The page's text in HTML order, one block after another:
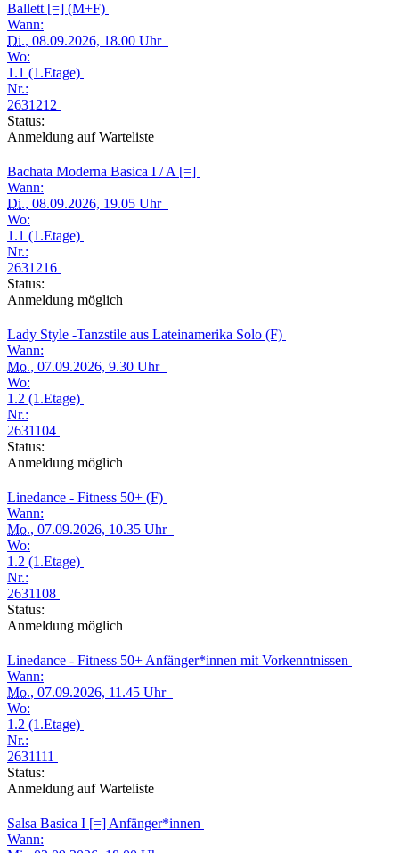
Ballett [=] (M+F)
Wann:
Di., 08.09.2026, 18.00 Uhr
Wo:
1.1 (1.Etage)
Nr.:
2631212
Status:
Anmeldung auf Warteliste
Bachata Moderna Basica I / A [=]
Wann:
Di., 08.09.2026, 19.05 Uhr
Wo:
1.1 (1.Etage)
Nr.:
2631216
Status:
Anmeldung möglich
Lady Style -Tanzstile aus Lateinamerika Solo (F)
Wann:
Mo., 07.09.2026, 9.30 Uhr
Wo:
1.2 (1.Etage)
Nr.:
2631104
Status:
Anmeldung möglich
Linedance - Fitness 50+ (F)
Wann:
Mo., 07.09.2026, 10.35 Uhr
Wo:
1.2 (1.Etage)
Nr.:
2631108
Status:
Anmeldung möglich
Linedance - Fitness 50+ Anfänger*innen mit Vorkenntnissen
Wann:
Mo., 07.09.2026, 11.45 Uhr
Wo:
1.2 (1.Etage)
Nr.:
2631111
Status:
Anmeldung auf Warteliste
Salsa Basica I [=] Anfänger*innen
Wann: